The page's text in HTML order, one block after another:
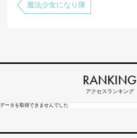
魔法少女になり隊
RANKING
アクセスランキング
データを取得できませんでした